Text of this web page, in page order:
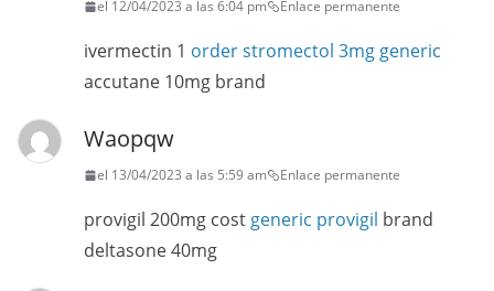
el 12/04/2023 a las 6:04 pm Enlace permanente
ivermectin 1 order stromectol 3mg generic
accutane 10mg brand
Waopqw
el 13/04/2023 a las 5:59 am Enlace permanente
provigil 200mg cost generic provigil brand
deltasone 40mg